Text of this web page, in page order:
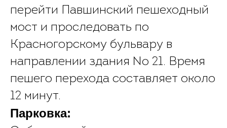
перейти Павшинский пешеходный
мост и проследовать по
Красногорскому бульвару в
направлении здания № 21. Время
пешего перехода составляет около
12 минут.
Парковка: